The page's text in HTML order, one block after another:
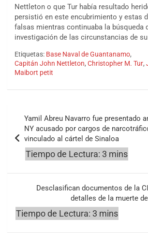
Nettleton o que Tur había resultado
persistió en este encubrimiento y estas
falsas mientras continuaba la búsqueda
investigación de las circunstancias de
Etiquetas: Base Naval de Guantanamo,
Capitán John Nettleton, Christopher M. Tur,
Maibort petit
entradas
Yamil Abreu Navarro fue presentado
NY acusado por cargos de
vinculado al cártel de Sinaloa
Desclasifican documentos de la
detalles de la muerte